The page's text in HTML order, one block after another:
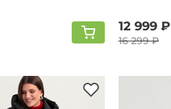
12 999 ₽
16 299 ₽